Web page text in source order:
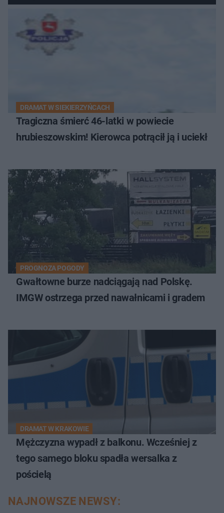
DRAMAT W SIEKIERZYŃCACH
Tragiczna śmierć 46-latki w powiecie
hrubieszowskim! Kierowca potrącił ją i uciekł
PROGNOZA POGODY
Gwałtowne burze nadciągają nad Polskę.
IMGW ostrzega przed nawałnicami i gradem
DRAMAT W KRAKOWIE
Mężczyzna wypadł z balkonu. Wcześniej z
tego samego bloku spadła wersalka z
pościelą
NAJNOWSZE NEWSY: